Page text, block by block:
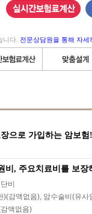
다. 전문상담원을 통해 자세
으로 가입하는 암보험!
비, 주요치료비를 보
비
감액없음), 암수술비(유
액없음)